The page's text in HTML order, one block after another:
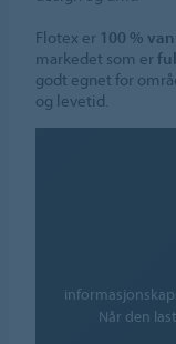
Flotex er 100 %
markedet som er
godt egnet for
og levetid.
Når den